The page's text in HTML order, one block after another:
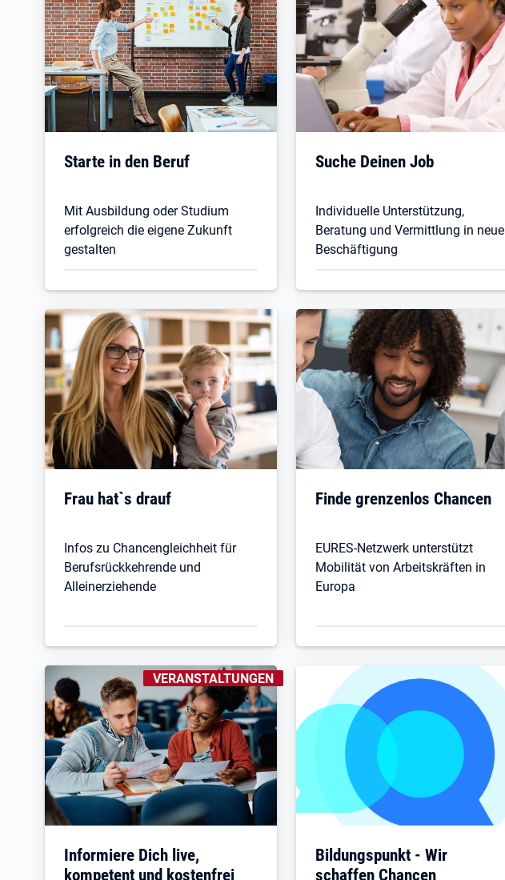
Starte in den Beruf
Mit Ausbildung oder Studium
erfolgreich die eigene Zukunft
gestalten
Suche Deinen Job
Individuelle Unterstützung,
Beratung und Vermittlung in neue
Beschäftigung
Frau hat`s drauf
Infos zu Chancengleichheit für
Berufsrückkehrende und
Alleinerziehende
Finde grenzenlos Chancen
EURES-Netzwerk unterstützt
Mobilität von Arbeitskräften in
Europa
KENNZEICHNUNGEN:
VERANSTALTUNGEN
Informiere Dich live,
kompetent und kostenfrei
Bildungspunkt - Wir
schaffen Chancen